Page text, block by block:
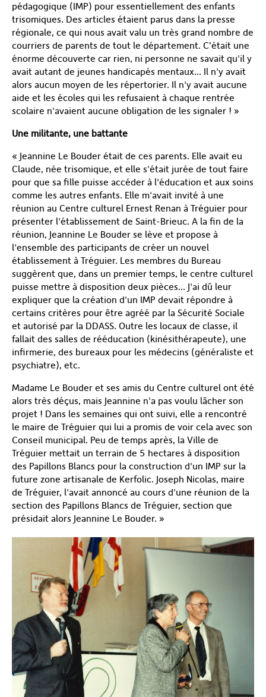
pédagogique (IMP) pour essentiellement des enfants
trisomiques. Des articles étaient parus dans la presse
régionale, ce qui nous avait valu un très grand nombre de
courriers de parents de tout le département. C’était une
énorme découverte car rien, ni personne ne savait qu'il y
avait autant de jeunes handicapés mentaux… Il n'y avait
alors aucun moyen de les répertorier. Il n'y avait aucune
aide et les écoles qui les refusaient à chaque rentrée
scolaire n'avaient aucune obligation de les signaler ! »
Une militante, une battante
« Jeannine Le Bouder était de ces parents. Elle avait eu
Claude, née trisomique, et elle s'était jurée de tout faire
pour que sa fille puisse accéder à l'éducation et aux soins
comme les autres enfants. Elle m'avait invité à une
réunion au Centre culturel Ernest Renan à Tréguier pour
présenter l'établissement de Saint-Brieuc. A la fin de la
réunion, Jeannine Le Bouder se lève et propose à
l'ensemble des participants de créer un nouvel
établissement à Tréguier. Les membres du Bureau
suggèrent que, dans un premier temps, le centre culturel
puisse mettre à disposition deux pièces… J'ai dû leur
expliquer que la création d'un IMP devait répondre à
certains critères pour être agréé par la Sécurité Sociale
et autorisé par la DDASS. Outre les locaux de classe, il
fallait des salles de rééducation (kinésithérapeute), une
infirmerie, des bureaux pour les médecins (généraliste et
psychiatre), etc.
Madame Le Bouder et ses amis du Centre culturel ont été
alors très déçus, mais Jeannine n'a pas voulu lâcher son
projet ! Dans les semaines qui ont suivi, elle a rencontré
le maire de Tréguier qui lui a promis de voir cela avec son
Conseil municipal. Peu de temps après, la Ville de
Tréguier mettait un terrain de 5 hectares à disposition
des Papillons Blancs pour la construction d'un IMP sur la
future zone artisanale de Kerfolic. Joseph Nicolas, maire
de Tréguier, l'avait annoncé au cours d'une réunion de la
section des Papillons Blancs de Tréguier, section que
présidait alors Jeannine Le Bouder. »